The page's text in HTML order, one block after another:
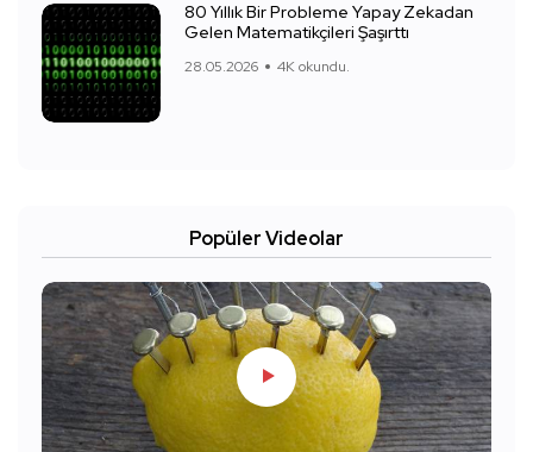
80 Yıllık Bir Probleme Yapay Zekadan
Gelen Matematikçileri Şaşırttı
28.05.2026 4K okundu.
Popüler Videolar